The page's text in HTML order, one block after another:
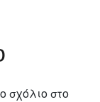
σχόλιο στο